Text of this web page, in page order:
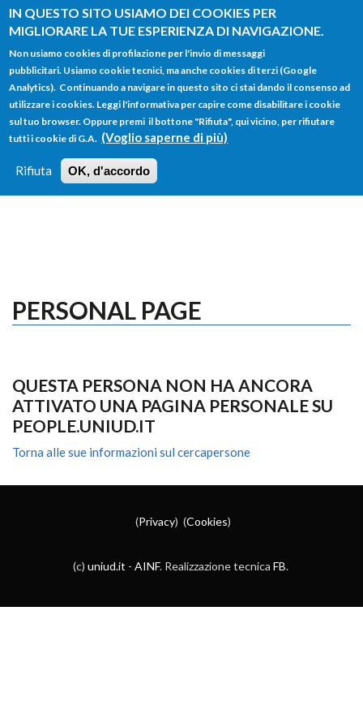
IN QUESTO SITO USIAMO DEI COOKIES PER
MIGLIORARE LA TUE ESPERIENZA DI NAVIGAZIONE.
Non usiamo cookies di profilazione per l'invio di messaggi
pubblicitari. Usiamo cookie tecnici, ma anche cookies di terzi (Google
Analytics). Continuando a navigare in questo sito ci stai dando il consenso ad
utilizzare i cookies. Leggi l'informativa per capire come disabilitare i cookie
sul tuo browser. Oppure premi il bottone "Rifiuta", qui vicino, per rifiutare
tutti i cookie di G.A. (Voglio saperne di più)
Rifiuta OK, d'accordo
Salta al contenuto principale
FORM
DI
RICERCA
Main menu
HOME TUTTI I PROFILI
LOGIN
PERSONAL PAGE
QUESTA PERSONA NON HA ANCORA
ATTIVATO UNA PAGINA PERSONALE SU
PEOPLE.UNIUD.IT
Torna alle sue informazioni sul cercapersone
(Privacy) (Cookies)
(c) uniud.it - AINF. Realizzazione tecnica FB.